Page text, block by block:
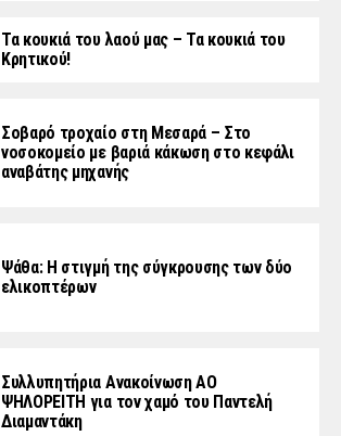
Τα κουκιά του λαού μας – Τα κουκιά του
Κρητικού!
Σοβαρό τροχαίο στη Μεσαρά – Στο
νοσοκομείο με βαριά κάκωση στο κεφάλι
αναβάτης μηχανής
Ψάθα: Η στιγμή της σύγκρουσης των δύο
ελικοπτέρων
Συλλυπητήρια Ανακοίνωση ΑΟ
ΨΗΛΟΡΕΙΤΗ για τον χαμό του Παντελή
Διαμαντάκη